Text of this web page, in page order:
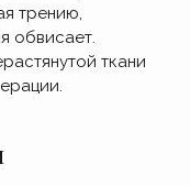
трению,
обвисает.
ткани